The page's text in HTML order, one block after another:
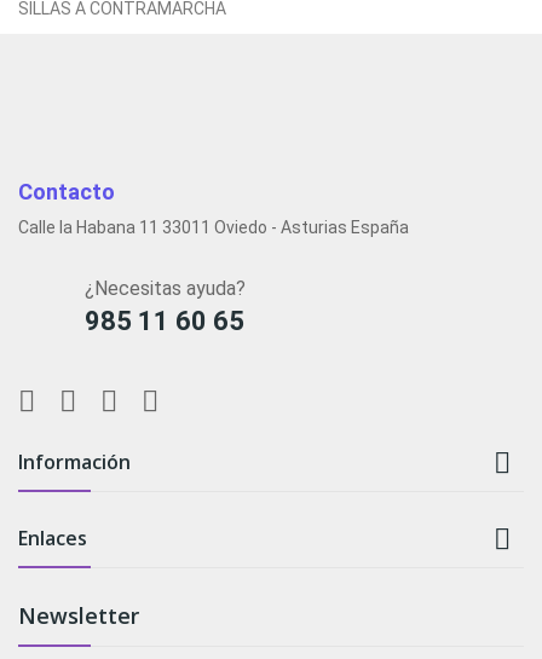
SILLAS A CONTRAMARCHA
Contacto
Calle la Habana 11 33011 Oviedo - Asturias España
¿Necesitas ayuda?
985 11 60 65
Información 
Enlaces 
Newsletter